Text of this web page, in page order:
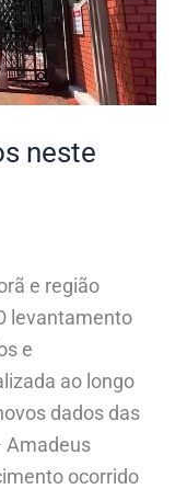
neste
e região
levantamento
e
ao longo
dados das
Amadeus
ocorrido